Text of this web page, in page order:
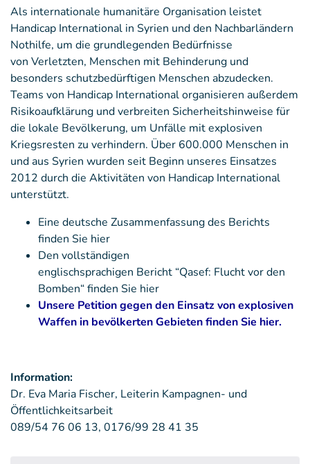
Als internationale humanitäre Organisation leistet
Handicap International in Syrien und den Nachbarländern
Nothilfe, um die grundlegenden Bedürfnisse
von Verletzten, Menschen mit Behinderung und
besonders schutzbedürftigen Menschen abzudecken.
Teams von Handicap International organisieren außerdem
Risikoaufklärung und verbreiten Sicherheitshinweise für
die lokale Bevölkerung, um Unfälle mit explosiven
Kriegsresten zu verhindern. Über 600.000 Menschen in
und aus Syrien wurden seit Beginn unseres Einsatzes
2012 durch die Aktivitäten von Handicap International
unterstützt.
Eine deutsche Zusammenfassung des Berichts
finden Sie hier
Den vollständigen
englischsprachigen Bericht “Qasef: Flucht vor den
Bomben“ finden Sie hier
Unsere Petition gegen den Einsatz von explosiven
Waffen in bevölkerten Gebieten finden Sie hier.
Information:
Dr. Eva Maria Fischer, Leiterin Kampagnen- und
Öffentlichkeitsarbeit
089/54 76 06 13, 0176/99 28 41 35